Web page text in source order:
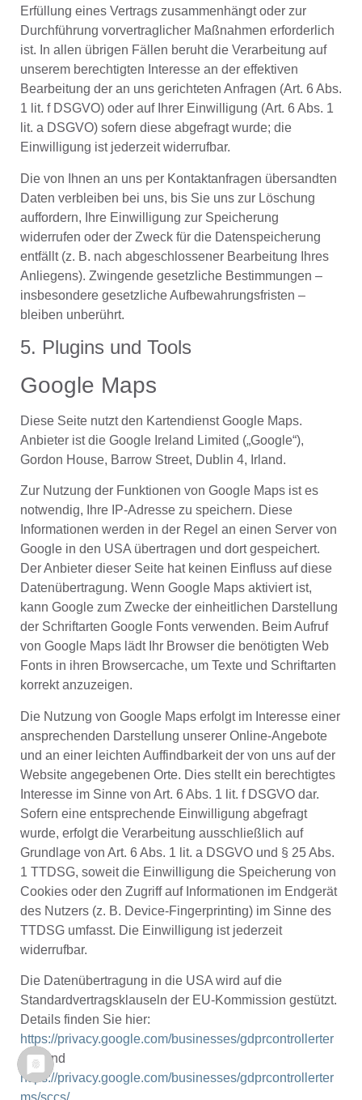
Erfüllung eines Vertrags zusammenhängt oder zur
Durchführung vorvertraglicher Maßnahmen erforderlich
ist. In allen übrigen Fällen beruht die Verarbeitung auf
unserem berechtigten Interesse an der effektiven
Bearbeitung der an uns gerichteten Anfragen (Art. 6 Abs.
1 lit. f DSGVO) oder auf Ihrer Einwilligung (Art. 6 Abs. 1
lit. a DSGVO) sofern diese abgefragt wurde; die
Einwilligung ist jederzeit widerrufbar.
Die von Ihnen an uns per Kontaktanfragen übersandten
Daten verbleiben bei uns, bis Sie uns zur Löschung
auffordern, Ihre Einwilligung zur Speicherung
widerrufen oder der Zweck für die Datenspeicherung
entfällt (z. B. nach abgeschlossener Bearbeitung Ihres
Anliegens). Zwingende gesetzliche Bestimmungen –
insbesondere gesetzliche Aufbewahrungsfristen –
bleiben unberührt.
5. Plugins und Tools
Google Maps
Diese Seite nutzt den Kartendienst Google Maps.
Anbieter ist die Google Ireland Limited („Google“),
Gordon House, Barrow Street, Dublin 4, Irland.
Zur Nutzung der Funktionen von Google Maps ist es
notwendig, Ihre IP-Adresse zu speichern. Diese
Informationen werden in der Regel an einen Server von
Google in den USA übertragen und dort gespeichert.
Der Anbieter dieser Seite hat keinen Einfluss auf diese
Datenübertragung. Wenn Google Maps aktiviert ist,
kann Google zum Zwecke der einheitlichen Darstellung
der Schriftarten Google Fonts verwenden. Beim Aufruf
von Google Maps lädt Ihr Browser die benötigten Web
Fonts in ihren Browsercache, um Texte und Schriftarten
korrekt anzuzeigen.
Die Nutzung von Google Maps erfolgt im Interesse einer
ansprechenden Darstellung unserer Online-Angebote
und an einer leichten Auffindbarkeit der von uns auf der
Website angegebenen Orte. Dies stellt ein berechtigtes
Interesse im Sinne von Art. 6 Abs. 1 lit. f DSGVO dar.
Sofern eine entsprechende Einwilligung abgefragt
wurde, erfolgt die Verarbeitung ausschließlich auf
Grundlage von Art. 6 Abs. 1 lit. a DSGVO und § 25 Abs.
1 TTDSG, soweit die Einwilligung die Speicherung von
Cookies oder den Zugriff auf Informationen im Endgerät
des Nutzers (z. B. Device-Fingerprinting) im Sinne des
TTDSG umfasst. Die Einwilligung ist jederzeit
widerrufbar.
Die Datenübertragung in die USA wird auf die
Standardvertragsklauseln der EU-Kommission gestützt.
Details finden Sie hier:
https://privacy.google.com/businesses/gdprcontrollerter
ms/und
https://privacy.google.com/businesses/gdprcontrollerter